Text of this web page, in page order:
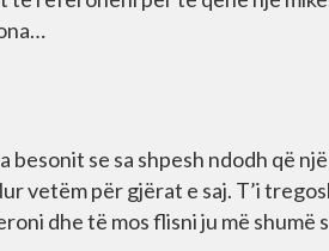
se sa shpesh ndodh që
vetëm për gjërat e saj. T’i
dhe të mos flisni ju më shumë